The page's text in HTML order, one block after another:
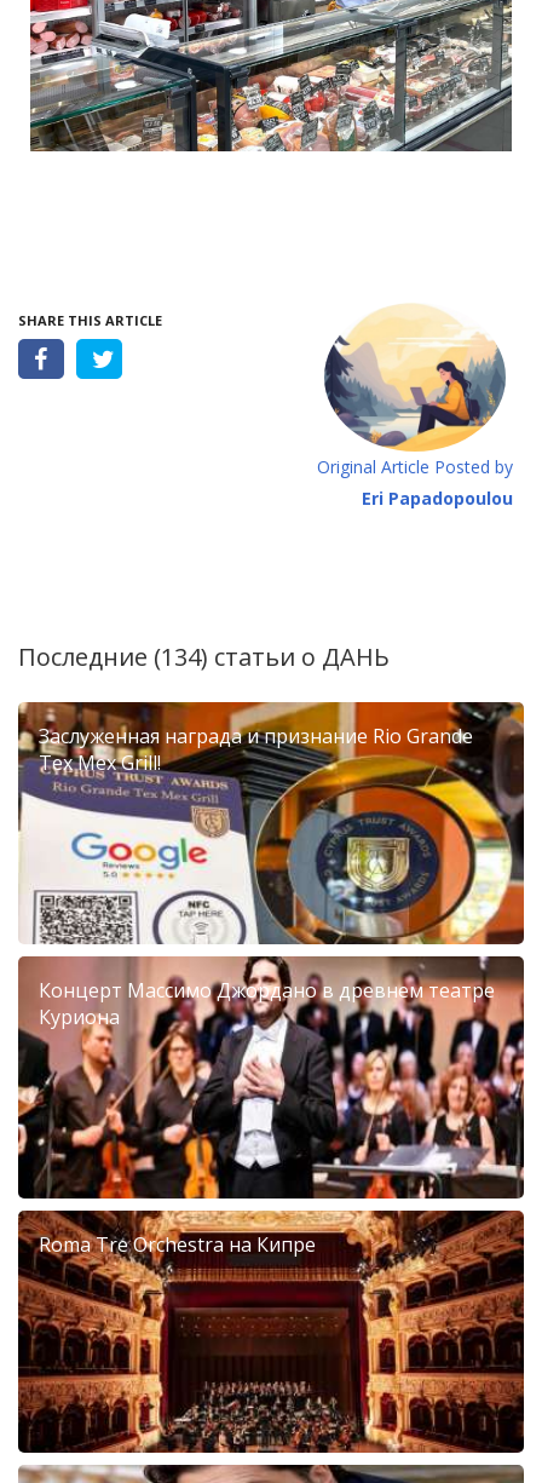
SHARE THIS ARTICLE
Original Article Posted by
Eri Papadopoulou
Последние (134) статьи о ДАНЬ
Заслуженная награда и признание Rio Grande
Tex Mex Grill!
Концерт Массимо Джордано в древнем театре
Куриона
Roma Tre Orchestra на Кипре